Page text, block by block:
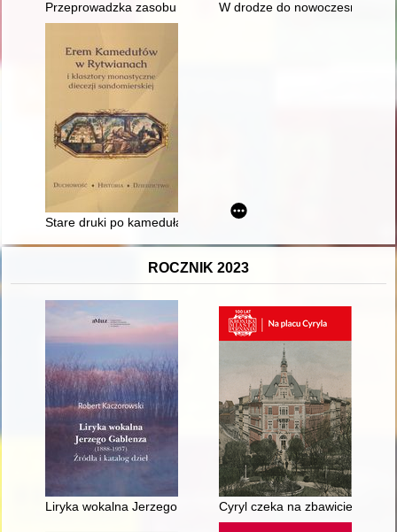
Przeprowadzka zasobu krakowskich oddziałów i
W drodze do nowoczesności :
Stare druki po kamedułach z Rytwian na tle księgozbiorów
ROCZNIK 2023
Liryka wokalna Jerzego Gablenza (1888-1937) : źródła i
Cyryl czeka na zbawiciela